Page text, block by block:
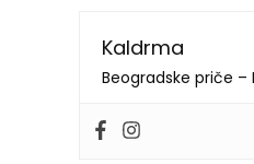
Kaldrma
Beogradske priče –